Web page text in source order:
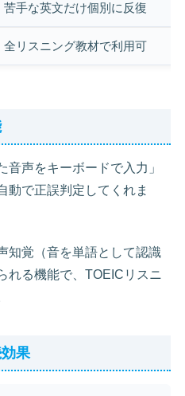
苦手な英文だけ個別に反復
全リスニング教材で利用可
音声をキーボードで入力」
動で正誤判定してくれま
知覚（音を単語として認識
れる機能で、TOEICリスニ
果